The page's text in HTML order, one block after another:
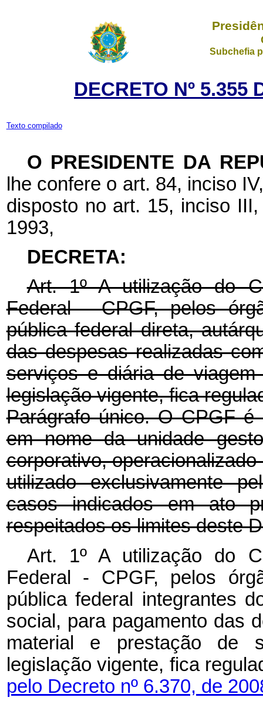
Subchefia
DECRETO Nº 5.355
Texto compilado
O PRESIDENTE DA
lhe confere o art. 84, inciso
disposto no art. 15, inciso
1993,
DECRETA:
Art. 1º A utilização do
Federal - CPGF, pelos
pública federal direta,
das despesas realizadas
serviços e diária de
legislação vigente, fica
Parágrafo único. O CPGF é
em nome da unidade
corporativo,
utilizado exclusivamente
casos indicados em ato
respeitados os limites deste
Art. 1º A utilização do
Federal - CPGF, pelos
pública federal integrantes
social, para pagamento das
material e prestação de
legislação vigente, fica
pelo Decreto nº 6.370, de